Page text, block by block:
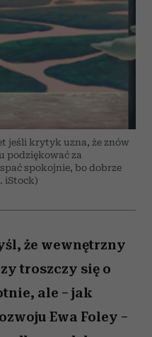
jeśli krytyk uzna, że znów
podziękować za
spokojnie, bo dobrze
iStock)
że wewnętrzny
troszczy się o
ale – jak
Ewa Foley –